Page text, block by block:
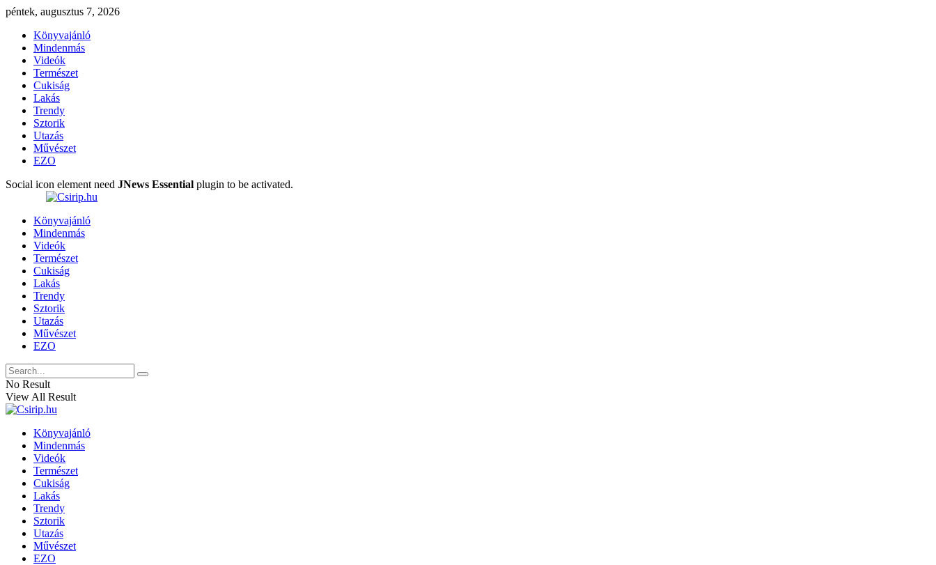
péntek, augusztus 7, 2026
Könyvajánló
Mindenmás
Videók
Természet
Cukiság
Lakás
Trendy
Sztorik
Utazás
Művészet
EZO
Social icon element need JNews Essential plugin to be activated.
Könyvajánló
Mindenmás
Videók
Természet
Cukiság
Lakás
Trendy
Sztorik
Utazás
Művészet
EZO
No Result
View All Result
Könyvajánló
Mindenmás
Videók
Természet
Cukiság
Lakás
Trendy
Sztorik
Utazás
Művészet
EZO